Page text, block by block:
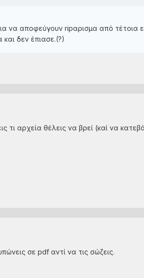
να αποφεύγουν ripαρισμα από τέτοια
δεν έπιασε.(?)
τι αρχεία θέλεις να βρεί (καί να
σε pdf αντί να τις σώζεις.